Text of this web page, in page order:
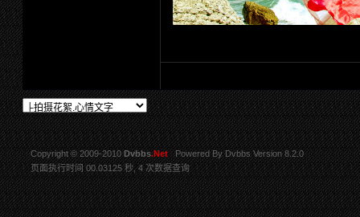
Copyright © 2009-2010Dvbbs.NetPowered ByDvbbs Version 8.2.0
页面执行时间 00.03125 秒, 4 次数据查询